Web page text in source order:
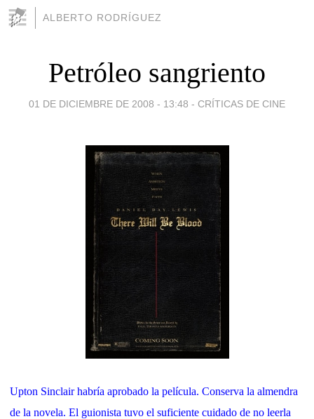
ALBERTO RODRÍGUEZ
Petróleo sangriento
01 DE DICIEMBRE DE 2008 - 13:48 - CRÍTICAS DE CINE
Upton Sinclair habría aprobado la película. Conserva la almendra
de la novela. El guionista tuvo el suficiente cuidado de no leerla